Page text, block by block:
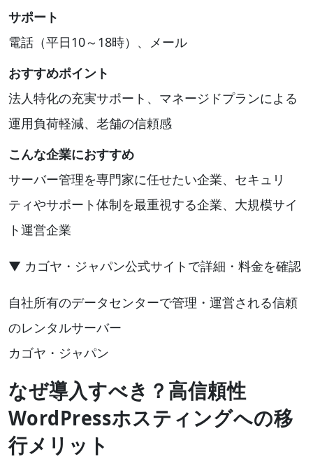
サポート
電話（平日10～18時）、メール
おすすめポイント
法人特化の充実サポート、マネージドプランによる
運用負荷軽減、老舗の信頼感
こんな企業におすすめ
サーバー管理を専門家に任せたい企業、セキュリ
ティやサポート体制を最重視する企業、大規模サイ
ト運営企業
▼ カゴヤ・ジャパン公式サイトで詳細・料金を確認
自社所有のデータセンターで管理・運営される信頼
のレンタルサーバー
カゴヤ・ジャパン
なぜ導入すべき？高信頼性
WordPressホスティングへの移
行メリット